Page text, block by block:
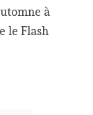
à
le Flash